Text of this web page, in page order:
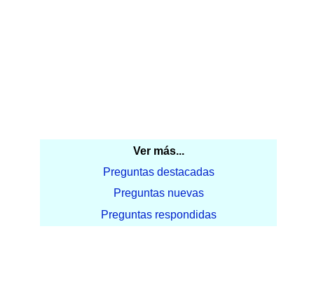
Ver más...
Preguntas destacadas
Preguntas nuevas
Preguntas respondidas